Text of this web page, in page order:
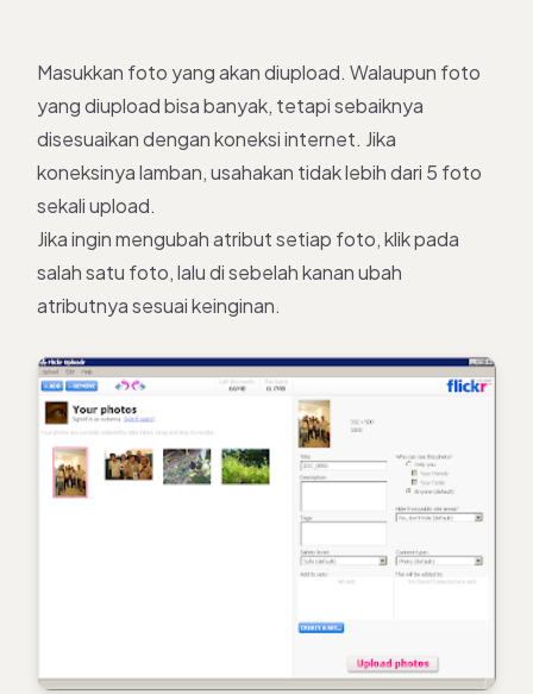
Masukkan foto yang akan diupload. Walaupun foto
yang diupload bisa banyak, tetapi sebaiknya
disesuaikan dengan koneksi internet. Jika
koneksinya lamban, usahakan tidak lebih dari 5 foto
sekali upload.
Jika ingin mengubah atribut setiap foto, klik pada
salah satu foto, lalu di sebelah kanan ubah
atributnya sesuai keinginan.